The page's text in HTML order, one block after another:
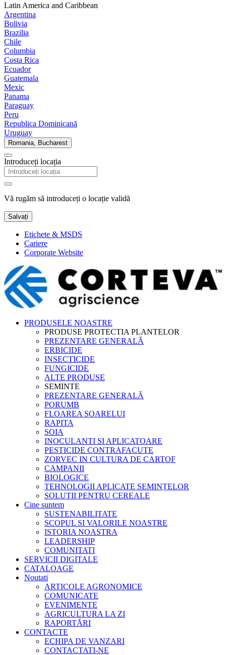
Latin America and Caribbean
Argentina
Bolivia
Brazilia
Chile
Columbia
Costa Rica
Ecuador
Guatemala
Mexic
Panama
Paraguay
Peru
Republica Dominicană
Uruguay
Romania, Bucharest
Introduceți locația
Vă rugăm să introduceți o locație validă
Salvați
Etichete & MSDS
Cariere
Corporate Website
PRODUSELE NOASTRE
PRODUSE PROTECTIA PLANTELOR
PREZENTARE GENERALĂ
ERBICIDE
INSECTICIDE
FUNGICIDE
ALTE PRODUSE
SEMINTE
PREZENTARE GENERALĂ
PORUMB
FLOAREA SOARELUI
RAPITA
SOIA
INOCULANTI SI APLICATOARE
PESTICIDE CONTRAFACUTE
ZORVEC IN CULTURA DE CARTOF
CAMPANII
BIOLOGICE
TEHNOLOGII APLICATE SEMINȚELOR
SOLUTII PENTRU CEREALE
Cine suntem
SUSTENABILITATE
SCOPUL SI VALORILE NOASTRE
ISTORIA NOASTRA
LEADERSHIP
COMUNITATI
SERVICII DIGITALE
CATALOAGE
Noutati
ARTICOLE AGRONOMICE
COMUNICATE
EVENIMENTE
AGRICULTURA LA ZI
RAPORTĂRI
CONTACTE
ECHIPA DE VANZARI
CONTACTATI-NE